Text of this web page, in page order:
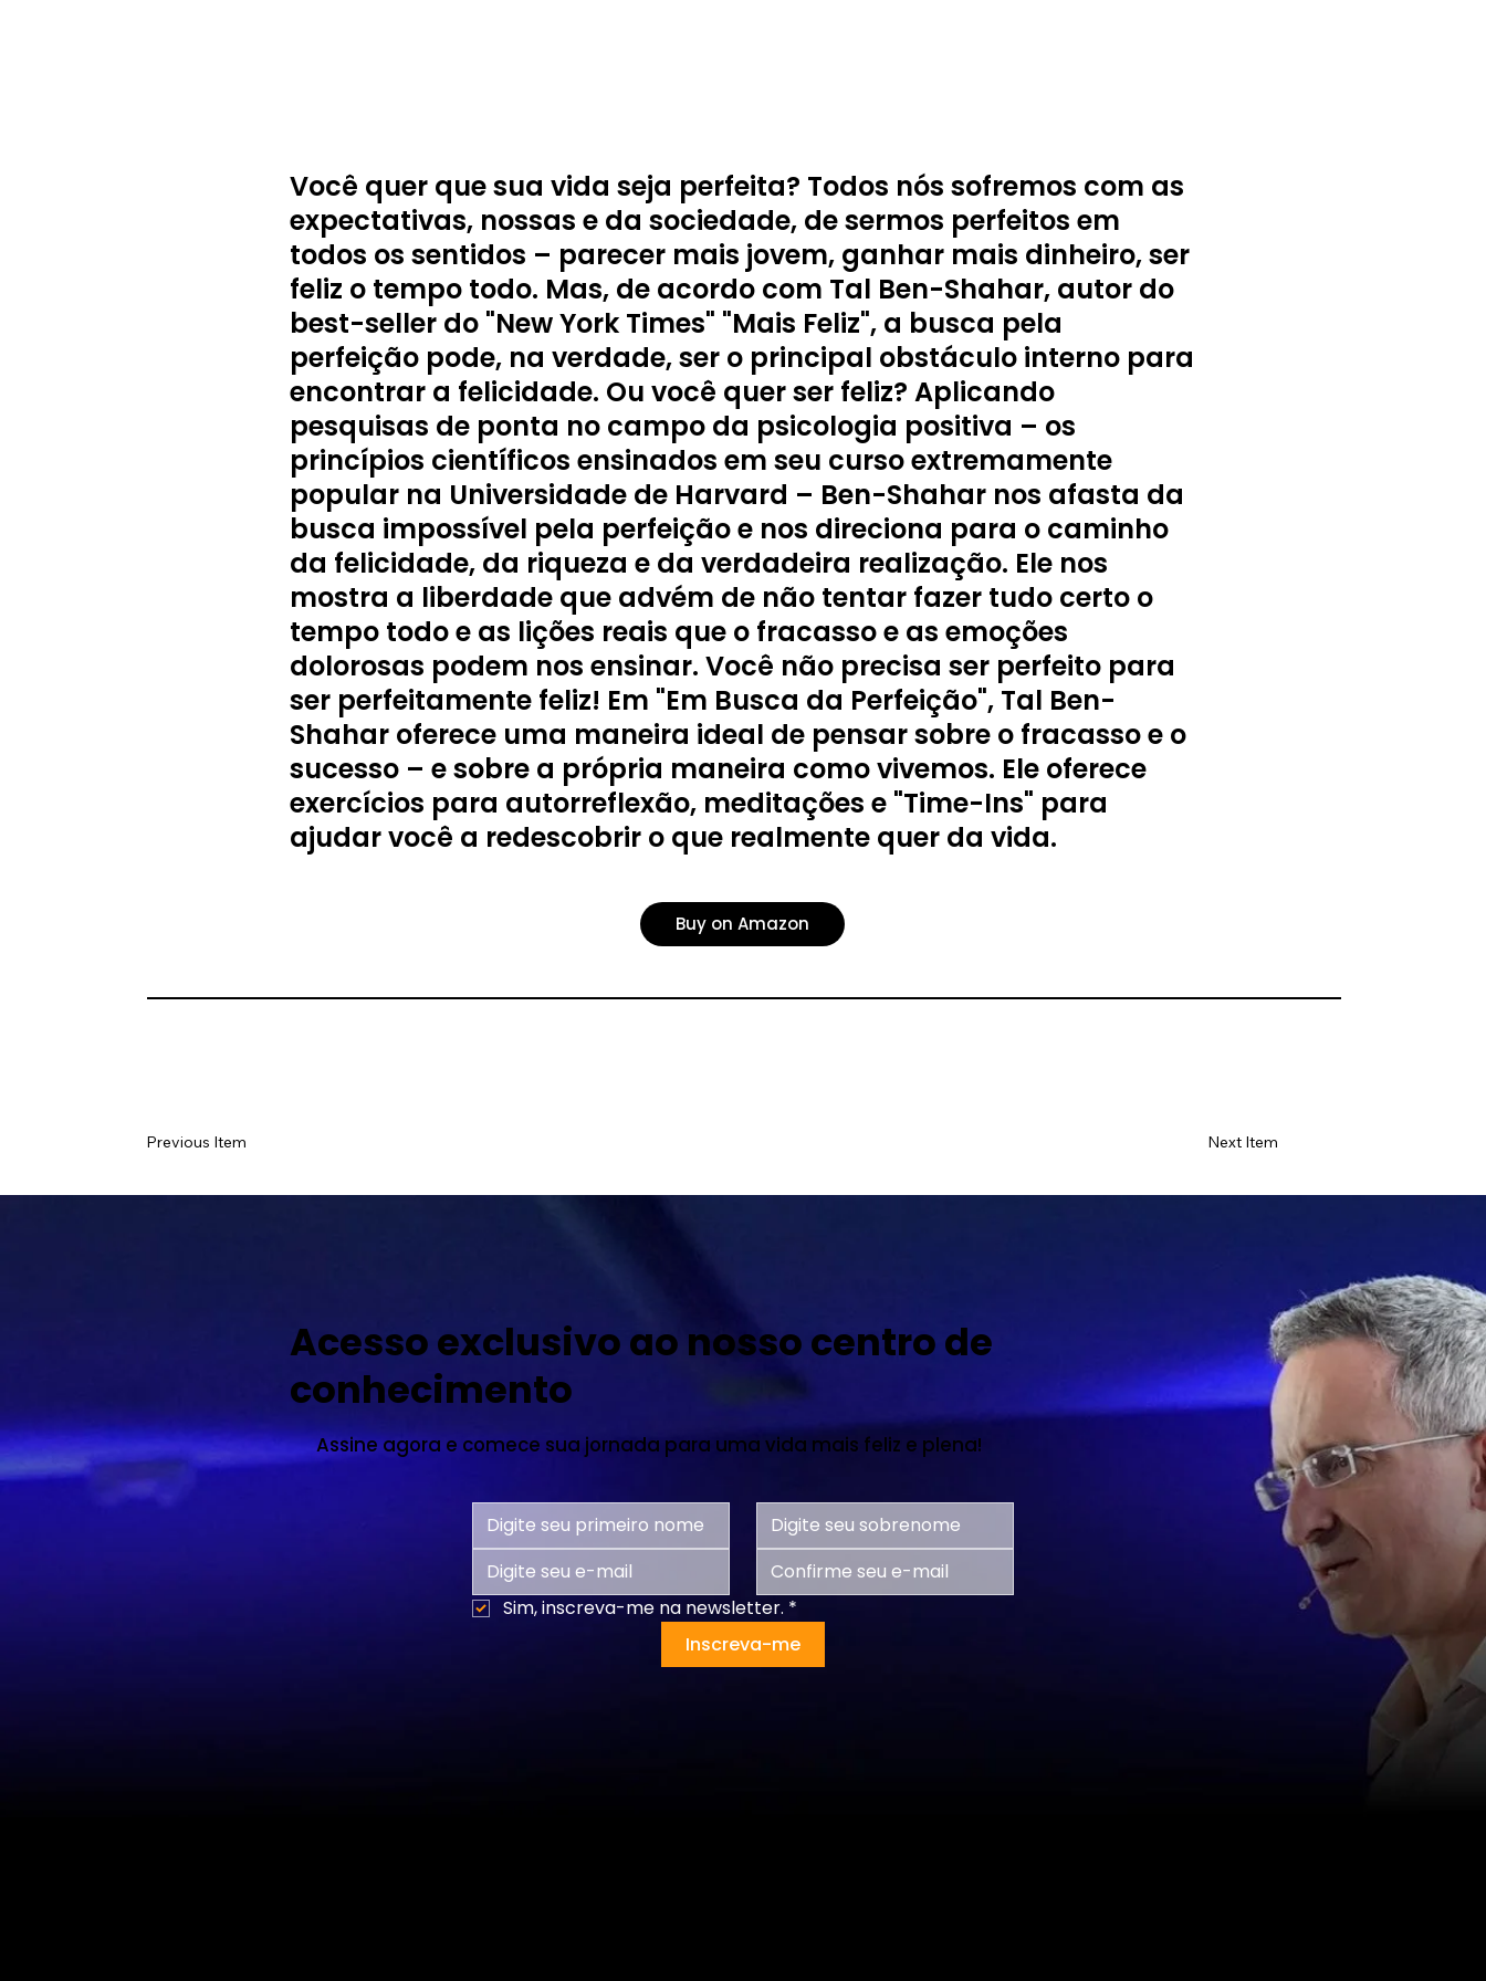
Você quer que sua vida seja perfeita? Todos nós sofremos com as
expectativas, nossas e da sociedade, de sermos perfeitos em
todos os sentidos – parecer mais jovem, ganhar mais dinheiro, ser
feliz o tempo todo. Mas, de acordo com Tal Ben-Shahar, autor do
best-seller do "New York Times" "Mais Feliz", a busca pela
perfeição pode, na verdade, ser o principal obstáculo interno para
encontrar a felicidade. Ou você quer ser feliz? Aplicando
pesquisas de ponta no campo da psicologia positiva – os
princípios científicos ensinados em seu curso extremamente
popular na Universidade de Harvard – Ben-Shahar nos afasta da
busca impossível pela perfeição e nos direciona para o caminho
da felicidade, da riqueza e da verdadeira realização. Ele nos
mostra a liberdade que advém de não tentar fazer tudo certo o
tempo todo e as lições reais que o fracasso e as emoções
dolorosas podem nos ensinar. Você não precisa ser perfeito para
ser perfeitamente feliz! Em "Em Busca da Perfeição", Tal Ben-
Shahar oferece uma maneira ideal de pensar sobre o fracasso e o
sucesso – e sobre a própria maneira como vivemos. Ele oferece
exercícios para autorreflexão, meditações e "Time-Ins" para
ajudar você a redescobrir o que realmente quer da vida.
Buy on Amazon
Previous Item Next Item
Acesso exclusivo ao nosso centro de
conhecimento
Assine agora e comece sua jornada para uma vida mais feliz e plena!
Sim, inscreva-me na newsletter. *
Inscreva-me